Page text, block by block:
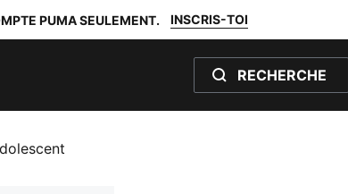
PUMA SEULEMENT. INSCRIS-TOI
RECHERCHE